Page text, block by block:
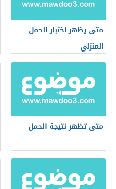
متى يظهر اختبار الحمل
المنزلي
متى تظهر نتيجة الحمل